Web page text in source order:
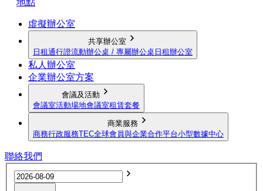
地點
虛擬辦公室
共享辦公室
日租通行證流動辦公桌 / 專屬辦公桌 日租辦公室
私人辦公室
企業辦公室方案
會議及活動
會議室活動場地會議室租賃套餐
商業服務
商務行政服務TEC全球會員與企業合作平台小型數據中心
聯絡我們